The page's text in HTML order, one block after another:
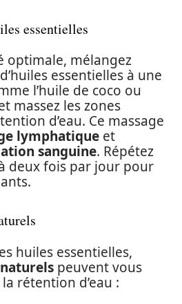
essentielles
optimale, mélangez
essentielles à une
l’huile de coco ou
massez les zones
d’eau. Ce massage
lymphatique et
sanguine. Répétez
deux fois par jour pour
huiles essentielles,
peuvent vous
rétention d’eau :